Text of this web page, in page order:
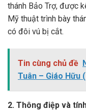
thánh Bảo Trợ, được
Mỹ thuật trình bày
có đôi vú bị cắt.
Tin cùng chủ đề
Tuân – Giáo Hữu
2. Thông điệp và